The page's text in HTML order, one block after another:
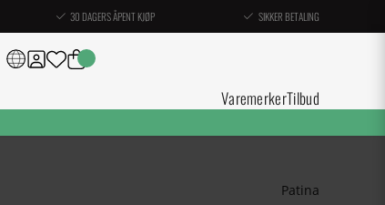
30 DAGERS ÅPENT KJØP SIKKER BETALING
VaremerkerTilbud
Patina